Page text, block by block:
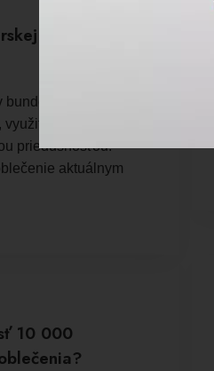
bunde potím
potíte, pomôže
odvetrávacích
priedušnosťou.
aktuálnym
10 000